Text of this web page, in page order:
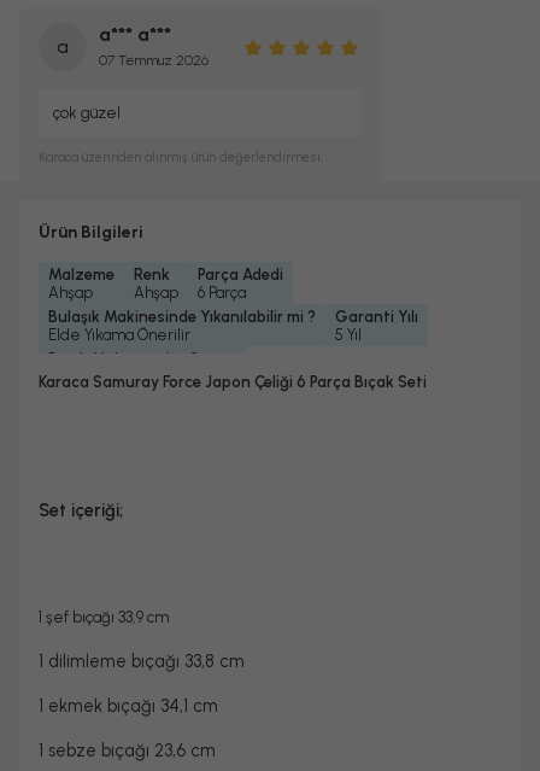
a
a*** a***
07 Temmuz 2026
çok güzel
Karaca üzerinden alınmış ürün değerlendirmesi.
Ürün Bilgileri
Malzeme
Ahşap
Renk
Ahşap
Parça Adedi
6 Parça
Bulaşık Makinesinde Yıkanılabilir mi ?
Elde Yıkama Önerilir
Garanti Yılı
5 Yıl
Bıçak Malzemesi
Samuray Çeliği
Stant
Stantlı
Karaca Samuray Force Japon Çeliği 6 Parça Bıçak Seti
Set içeriği;
1 şef bıçağı 33,9 cm
1 dilimleme bıçağı 33,8 cm
1 ekmek bıçağı 34,1 cm
1 sebze bıçağı 23,6 cm